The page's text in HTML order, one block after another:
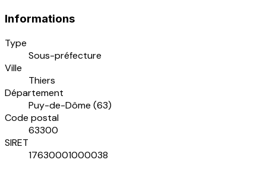
Informations
Type
Sous-préfecture
Ville
Thiers
Département
Puy-de-Dôme (63)
Code postal
63300
SIRET
17630001000038